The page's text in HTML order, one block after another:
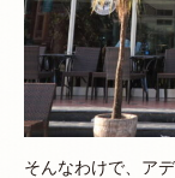
そんなわけで、ア